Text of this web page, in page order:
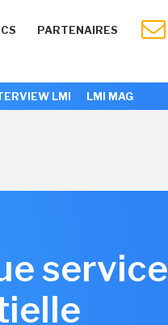
PARTENAIRES
LMI LMI MAG
service